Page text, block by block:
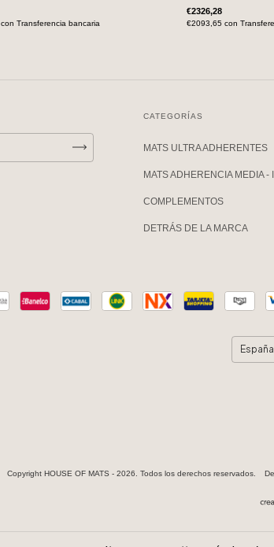
con Transferencia bancaria
€2326,28
€2093,65 con
CATEGORÍAS
MATS ULTRA ADHERENTES
MATS ADHERENCIA MEDIA
COMPLEMENTOS
DETRÁS DE LA MARCA
Copyright HOUSE OF MATS - 2026. Todos los derechos reservados.